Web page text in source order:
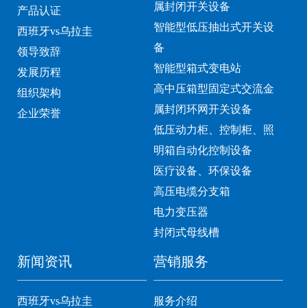
产品认证
西班牙vs乌拉圭
领导致辞
发展历程
组织架构
企业荣誉
属封闭开关设备
智能型低压抽出式开关设
备
智能型箱式变电站
高中压箱型固定式交流金
属封闭环网开关设备
低压动力柜、控制柜、照
明箱自动化控制设备
医疗设备、环保设备
高压电缆分支箱
电力变压器
封闭式母线槽
新闻资讯
西班牙vs乌拉圭
营销服务
服务介绍